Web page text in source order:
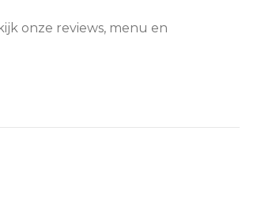
onze reviews, menu en